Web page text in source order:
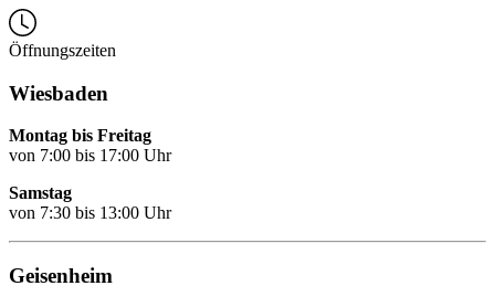
Öffnungszeiten
Wiesbaden
Montag bis Freitag
von 7:00 bis 17:00 Uhr
Samstag
von 7:30 bis 13:00 Uhr
Geisenheim